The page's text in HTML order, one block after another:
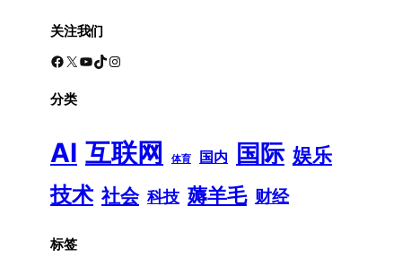
关注我们
Facebook X YouTube TikTok Instagram
分类
AI 互联网 体育 国内 国际 娱乐
技术 社会 科技 薅羊毛 财经
标签